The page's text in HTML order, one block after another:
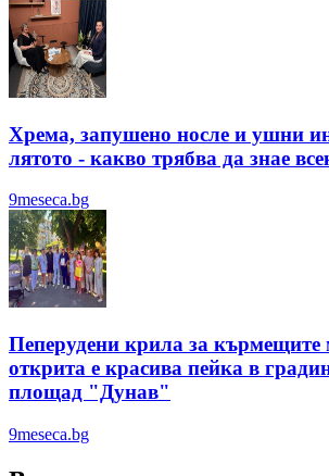
Хрема, запушено носле и ушни
лятотo - какво трябва да знае
9meseca.bg
Пеперудени крила за кърмещите
открита е красива пейка в
площад "Дунав"
9meseca.bg